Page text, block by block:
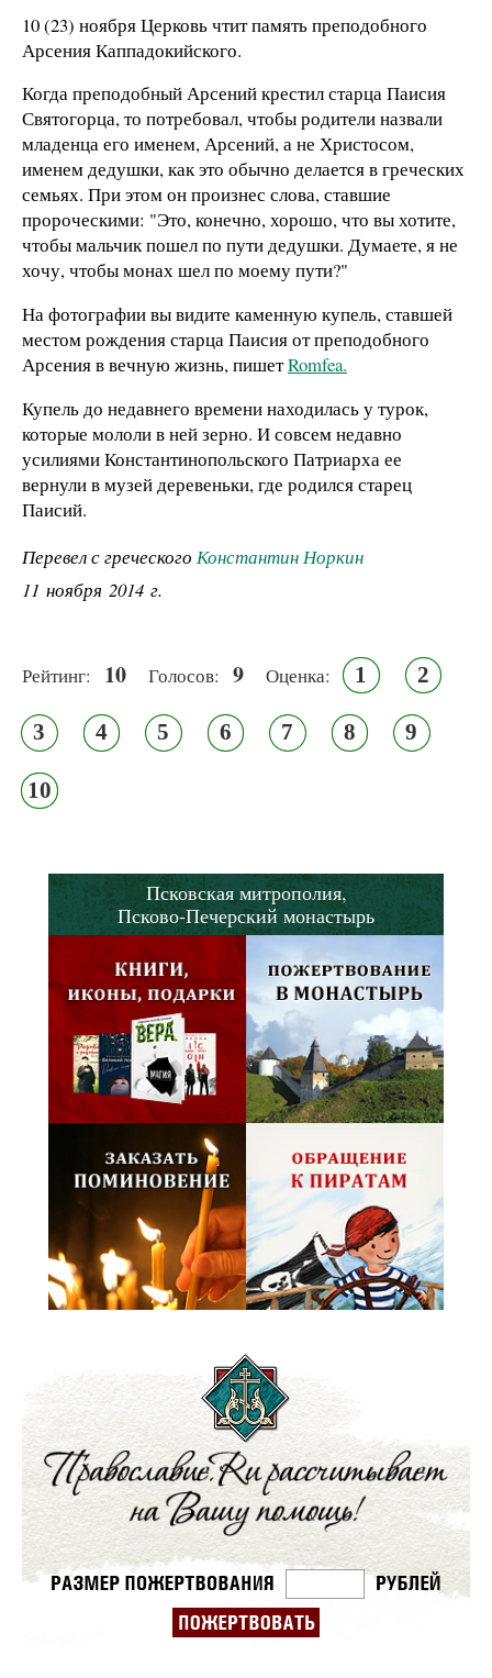
10 (23) ноября Церковь чтит память преподобного
Арсения Каппадокийского.
Когда преподобный Арсений крестил старца Паисия
Святогорца, то потребовал, чтобы родители назвали
младенца его именем, Арсений, а не Христосом,
именем дедушки, как это обычно делается в греческих
семьях. При этом он произнес слова, ставшие
пророческими: "Это, конечно, хорошо, что вы хотите,
чтобы мальчик пошел по пути дедушки. Думаете, я не
хочу, чтобы монах шел по моему пути?"
На фотографии вы видите каменную купель, ставшей
местом рождения старца Паисия от преподобного
Арсения в вечную жизнь, пишетRomfea.
Купель до недавнего времени находилась у турок,
которые мололи в ней зерно. И совсем недавно
усилиями Константинопольского Патриарха ее
вернули в музей деревеньки, где родился старец
Паисий.
Перевел с греческого Константин Норкин
11 ноября 2014 г.
Рейтинг: 10 Голосов: 9 Оценка: 1 2
3 4 5 6 7 8 9
10
Псковская митрополия,
Псково-Печерский монастырь